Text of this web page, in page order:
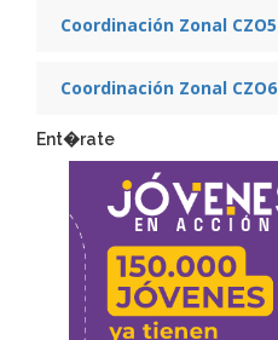
Coordinación Zonal CZO5
Coordinación Zonal CZO6
Ent�rate